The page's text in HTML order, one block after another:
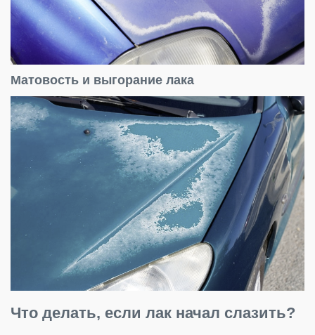
Матовость и выгорание лака
Что делать, если лак начал слазить?